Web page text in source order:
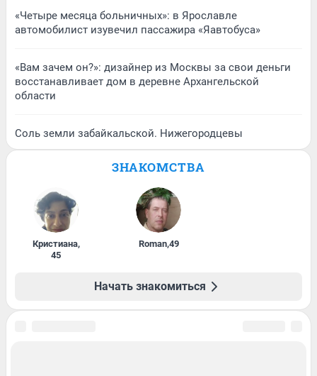
«Четыре месяца больничных»: в Ярославле
автомобилист изувечил пассажира «Яавтобуса»
«Вам зачем он?»: дизайнер из Москвы за свои деньги
восстанавливает дом в деревне Архангельской
области
Соль земли забайкальской. Нижегородцевы
ЗНАКОМСТВА
Кристиана,
45
Roman,49
Начать знакомиться